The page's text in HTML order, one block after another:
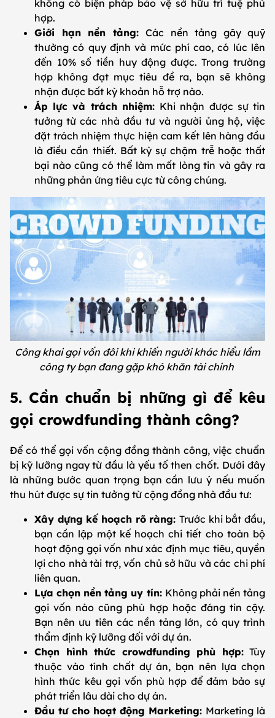
không có biện pháp bảo vệ sở hữu trí tuệ phù
hợp.
Giới hạn nền tảng: Các nền tảng gây quỹ
thường có quy định và mức phí cao, có lúc lên
đến 10% số tiền huy động được. Trong trường
hợp không đạt mục tiêu đề ra, bạn sẽ không
nhận được bất kỳ khoản hỗ trợ nào.
Áp lực và trách nhiệm: Khi nhận được sự tin
tưởng từ các nhà đầu tư và người ủng hộ, việc
đặt trách nhiệm thực hiện cam kết lên hàng đầu
là điều cần thiết. Bất kỳ sự chậm trễ hoặc thất
bại nào cũng có thể làm mất lòng tin và gây ra
những phản ứng tiêu cực từ công chúng.
Công khai gọi vốn đôi khi khiến người khác hiểu lầm
công ty bạn đang gặp khó khăn tài chính
5. Cần chuẩn bị những gì để kêu
gọi crowdfunding thành công?
Để có thể gọi vốn cộng đồng thành công, việc chuẩn
bị kỹ lưỡng ngay từ đầu là yếu tố then chốt. Dưới đây
là những bước quan trọng bạn cần lưu ý nếu muốn
thu hút được sự tin tưởng từ cộng đồng nhà đầu tư:
Xây dựng kế hoạch rõ ràng: Trước khi bắt đầu,
bạn cần lập một kế hoạch chi tiết cho toàn bộ
hoạt động gọi vốn như xác định mục tiêu, quyền
lợi cho nhà tài trợ, vốn chủ sở hữu và các chi phí
liên quan.
Lựa chọn nền tảng uy tín: Không phải nền tảng
gọi vốn nào cũng phù hợp hoặc đáng tin cậy.
Bạn nên ưu tiên các nền tảng lớn, có quy trình
thẩm định kỹ lưỡng đối với dự án.
Chọn hình thức crowdfunding phù hợp:Tùy
thuộc vào tính chất dự án, bạn nên lựa chọn
hình thức kêu gọi vốn phù hợp để đảm bảo sự
phát triển lâu dài cho dự án.
Đầu tư cho hoạt động Marketing: Marketing là